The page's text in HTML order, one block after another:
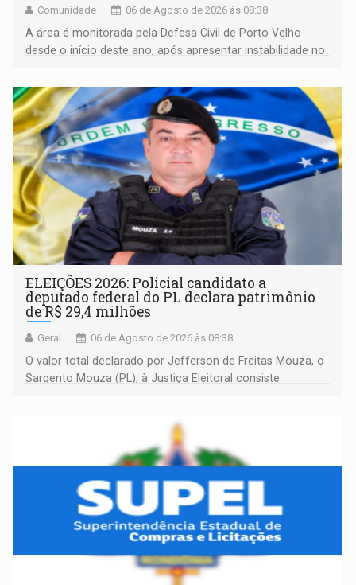
Comunidade 06 de Agosto de 2026 às 08:38
A área é monitorada pela Defesa Civil de Porto Velho
desde o início deste ano, após apresentar instabilidade no
ELEIÇÕES 2026: Policial candidato a
deputado federal do PL declara patrimônio
de R$ 29,4 milhões
Geral 06 de Agosto de 2026 às 08:38
O valor total declarado por Jefferson de Freitas Mouza, o
Sargento Mouza (PL), à Justiça Eleitoral consiste